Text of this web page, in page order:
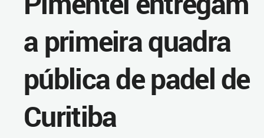
a primeira quadra
pública de padel de
Curitiba